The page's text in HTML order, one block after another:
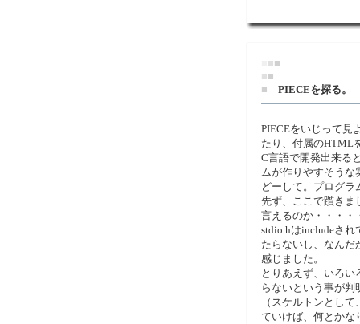
■■
■■
■
PIECEを探る。
PIECEをいじって見
たり、付属のHTML
C言語で開発出来る
ムが作りやすそうな
どーして。プログラ
先ず、ここで躓きま
言えるのか・・・・
stdio.hはincludeされ
たらないし、なんだ
感じました。
とりあえず、いろい
らないという事が
（スケルトンとし
ていけば、何とかな